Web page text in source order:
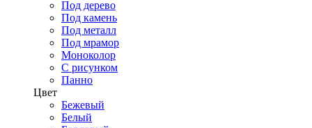
Под дерево
Под камень
Под металл
Под мрамор
Моноколор
С рисунком
Панно
Цвет
Бежевый
Белый